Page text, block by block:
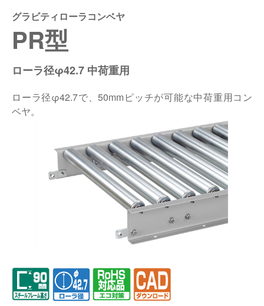
GTPシステム
仕分けシステム
ピッキングシステム
保管システム
パレタイズ・デパレタイズシステム
バンニング・デバンニングシステム
バーチカル装置（垂直搬送機）
通販
食品
企業理念
会社概要
事業所一覧
オークラグループ
オークラミュージアム
新着情報
物流用語集
オークラ育英財団
プライバシーポリシー
グラビティローラコンベヤ
PR型
ローラ径φ42.7 中荷重用
ローラ径φ42.7で、50mmピッチが可能な中荷重用コン
ベヤ。